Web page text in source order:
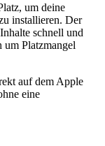
um deine
installieren. Der
schnell und
um Platzmangel
auf dem Apple
eine